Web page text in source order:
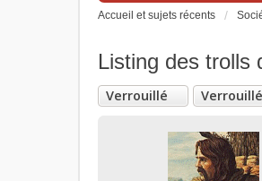
Accueil et sujets récents
Listing des trolls
Verrouillé Verrouillé